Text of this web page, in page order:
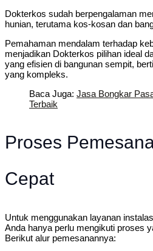
Dokterkos sudah berpengalaman
hunian, terutama kos-kosan dan
Pemahaman mendalam terhadap
menjadikan Dokterkos pilihan ideal
yang efisien di bangunan sempit,
yang kompleks.
Baca Juga: Jasa Bongkar
Terbaik
Proses
Cepat
Untuk menggunakan layanan
Anda hanya perlu mengikuti proses
Berikut alur pemesanannya: